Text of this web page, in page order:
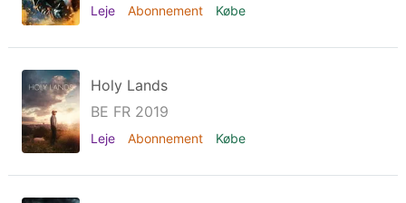
Leje Abonnement Købe
Holy Lands
BE FR 2019
Leje Abonnement Købe